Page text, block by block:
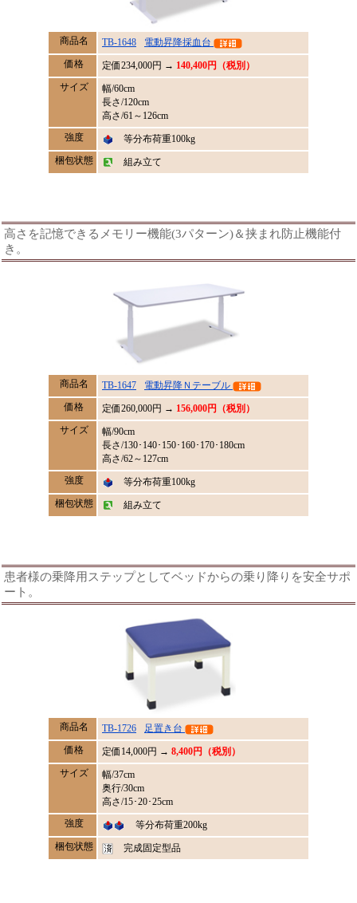
商品名 TB-1648
電動昇降採血台
価格
定価234,000円 → 140,400円（税別）
サイズ
幅/60cm
長さ/120cm
高さ/61～126cm
強度
等分布荷重100kg
梱包状態
組み立て
高さを記憶できるメモリー機能(3パターン)＆挟まれ防止機能付
き。
商品名 TB-1647
電動昇降Ｎテーブル
価格
定価260,000円 → 156,000円（税別）
サイズ
幅/90cm
長さ/130･140･150･160･170･180cm
高さ/62～127cm
強度
等分布荷重100kg
梱包状態
組み立て
患者様の乗降用ステップとしてベッドからの乗り降りを安全サポ
ート。
商品名 TB-1726
足置き台
価格
定価 14,000円 → 8,400円（税別）
サイズ
幅/37cm
奥行/30cm
高さ/15･20･25cm
強度
等分布荷重200kg
梱包状態
完成固定型品